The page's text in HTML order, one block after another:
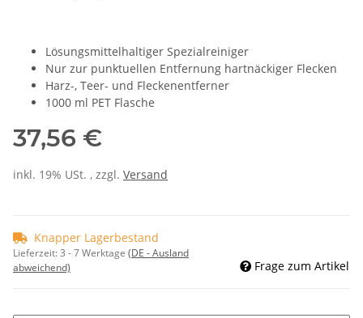
Lösungsmittelhaltiger Spezialreiniger
Nur zur punktuellen Entfernung hartnäckiger Flecken
Harz-, Teer- und Fleckenentferner
1000 ml PET Flasche
37,56 €
inkl. 19% USt. , zzgl. Versand
Knapper Lagerbestand
Lieferzeit:3 - 7 Werktage (DE - Ausland
abweichend)
Frage zum Artikel